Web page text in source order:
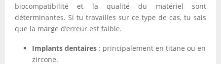
biocompatibilité et la qualité du matériel sont
déterminantes. Si tu travailles sur ce type de cas, tu sais
que la marge d’erreur est faible.
Implants dentaires : principalement en titane ou en
zircone.